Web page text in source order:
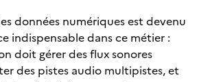
données numériques est devenu
indispensable dans ce métier :
doit gérer des flux sonores
des pistes audio multipistes, et